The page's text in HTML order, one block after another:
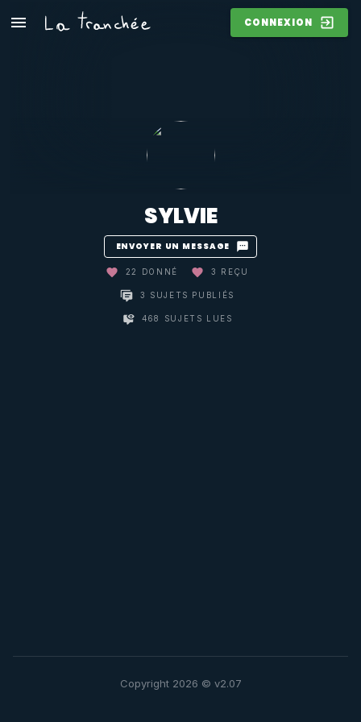
CONNEXION
SYLVIE
ENVOYER UN MESSAGE
22 DONNÉ 3 REÇU
3 SUJETS PUBLIÉS
468 SUJETS LUES
Copyright 2026 © v2.07